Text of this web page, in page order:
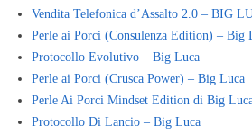
Vendita Telefonica d’Assalto 2.0 – BIG
Perle ai Porci (Consulenza Edition) – Big
Protocollo Evolutivo – Big Luca
Perle ai Porci (Crusca Power) – Big Luca
Perle Ai Porci Mindset Edition di Big
Protocollo Di Lancio – Big Luca